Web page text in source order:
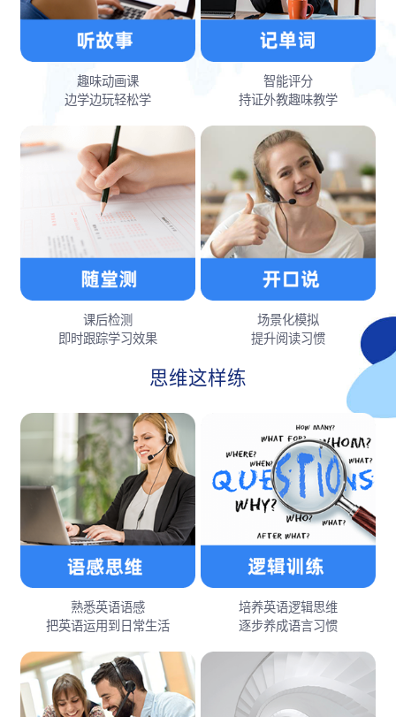
趣味动画课
边学边玩轻松学
智能评分
持证外教趣味教学
课后检测
即时跟踪学习效果
场景化模拟
提升阅读习惯
思维这样练
熟悉英语语感
把英语运用到日常生活
培养英语逻辑思维
逐步养成语言习惯